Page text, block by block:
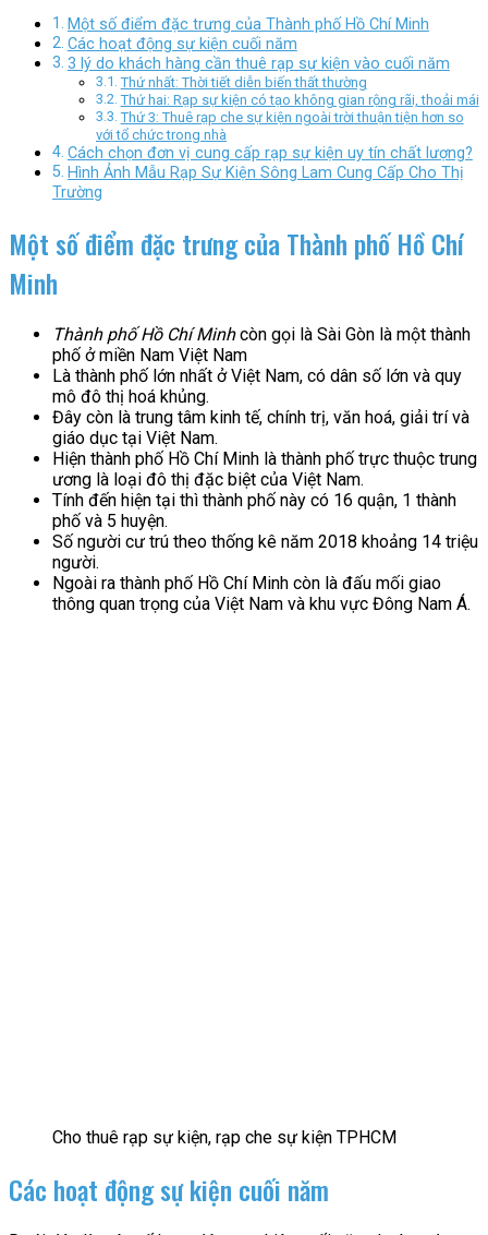
Một số điểm đặc trưng của Thành phố Hồ Chí Minh
Các hoạt động sự kiện cuối năm
3 lý do khách hàng cần thuê rạp sự kiện vào cuối năm
Thứ nhất: Thời tiết diễn biến thất thường
Thứ hai: Rạp sự kiện có tạo không gian rộng rãi, thoải mái
Thứ 3: Thuê rạp che sự kiện ngoài trời thuận tiện hơn so
với tổ chức trong nhà
Cách chọn đơn vị cung cấp rạp sự kiện uy tín chất lượng?
Hình Ảnh Mẫu Rạp Sự Kiện Sông Lam Cung Cấp Cho Thị
Trường
Một số điểm đặc trưng của Thành phố Hồ Chí
Minh
Thành phố Hồ Chí Minhcòn gọi là Sài Gòn là một thành
phố ở miền Nam Việt Nam
Là thành phố lớn nhất ở Việt Nam, có dân số lớn và quy
mô đô thị hoá khủng.
Đây còn là trung tâm kinh tế, chính trị, văn hoá, giải trí và
giáo dục tại Việt Nam.
Hiện thành phố Hồ Chí Minh là thành phố trực thuộc trung
ương là loại đô thị đặc biệt của Việt Nam.
Tính đến hiện tại thì thành phố này có 16 quận, 1 thành
phố và 5 huyện.
Số người cư trú theo thống kê năm 2018 khoảng 14 triệu
người.
Ngoài ra thành phố Hồ Chí Minh còn là đấu mối giao
thông quan trọng của Việt Nam và khu vực Đông Nam Á.
Cho thuê rạp sự kiện, rạp che sự kiện TPHCM
Các hoạt động sự kiện cuối năm